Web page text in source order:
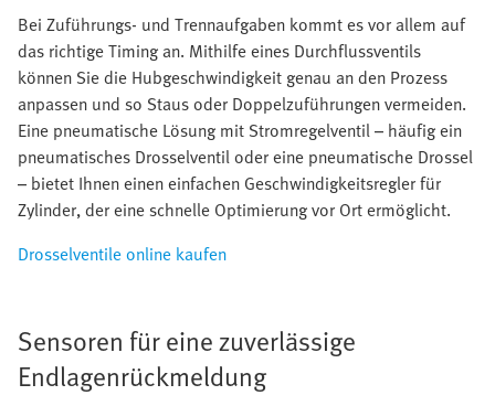
Bei Zuführungs- und Trennaufgaben kommt es vor allem auf
das richtige Timing an. Mithilfe eines Durchflussventils
können Sie die Hubgeschwindigkeit genau an den Prozess
anpassen und so Staus oder Doppelzuführungen vermeiden.
Eine pneumatische Lösung mit Stromregelventil – häufig ein
pneumatisches Drosselventil oder eine pneumatische Drossel
– bietet Ihnen einen einfachen Geschwindigkeitsregler für
Zylinder, der eine schnelle Optimierung vor Ort ermöglicht.
Drosselventile online kaufen
Sensoren für eine zuverlässige
Endlagenrückmeldung